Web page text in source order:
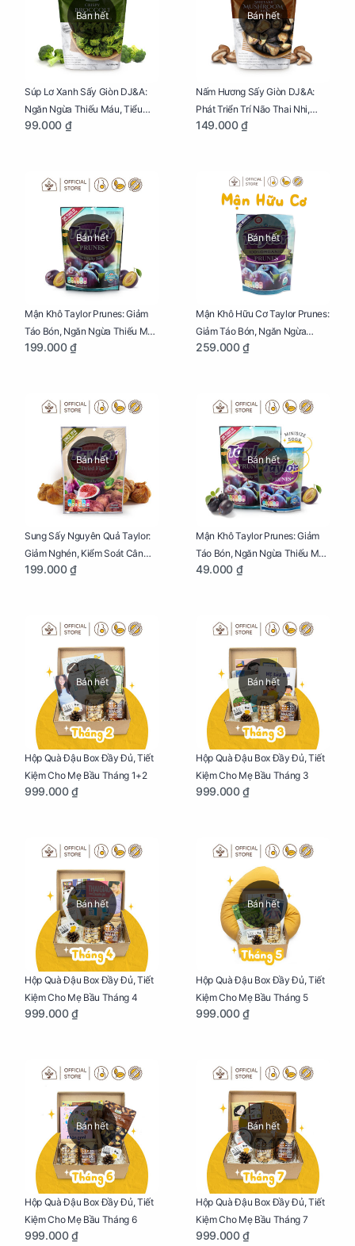
Bán hết
Súp Lơ Xanh Sấy Giòn DJ&A:
Ngăn Ngừa Thiếu Máu, Tiểu
Đường, Dị Tật Thai Nhi Túi 25g
99.000 ₫
Bán hết
Nấm Hương Sấy Giòn DJ&A:
Phát Triển Trí Não Thai Nhi,
Giảm Mệt Mỏi Cho Mẹ Bầu Túi
149.000 ₫
Bán hết
Mận Khô Taylor Prunes: Giảm
Táo Bón, Ngăn Ngừa Thiếu Máu
Cho Mẹ Bầu Túi 250g
199.000 ₫
Bán hết
Mận Khô Hữu Cơ Taylor Prunes:
Giảm Táo Bón, Ngăn Ngừa
Thiếu Máu Cho Mẹ Bầu Túi
259.000 ₫
Bán hết
Sung Sấy Nguyên Quả Taylor:
Giảm Nghén, Kiểm Soát Cân
Nặng Cho Mẹ Bầu Túi 190g
199.000 ₫
Bán hết
Mận Khô Taylor Prunes: Giảm
Táo Bón, Ngăn Ngừa Thiếu Máu
Cho Mẹ Bầu Túi 50g
49.000 ₫
Bán hết
Hộp Quà Đậu Box Đầy Đủ, Tiết
Kiệm Cho Mẹ Bầu Tháng 1+2
999.000 ₫
Bán hết
Hộp Quà Đậu Box Đầy Đủ, Tiết
Kiệm Cho Mẹ Bầu Tháng 3
999.000 ₫
Bán hết
Hộp Quà Đậu Box Đầy Đủ, Tiết
Kiệm Cho Mẹ Bầu Tháng 4
999.000 ₫
Bán hết
Hộp Quà Đậu Box Đầy Đủ, Tiết
Kiệm Cho Mẹ Bầu Tháng 5
999.000 ₫
Bán hết
Hộp Quà Đậu Box Đầy Đủ, Tiết
Kiệm Cho Mẹ Bầu Tháng 6
999.000 ₫
Bán hết
Hộp Quà Đậu Box Đầy Đủ, Tiết
Kiệm Cho Mẹ Bầu Tháng 7
999.000 ₫